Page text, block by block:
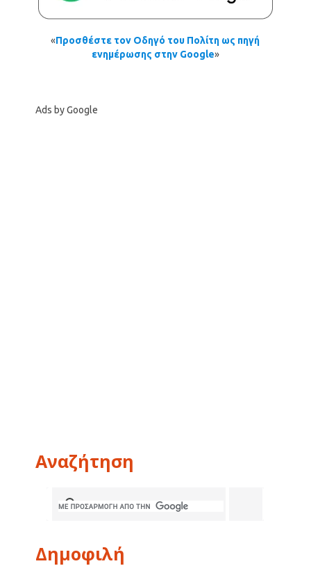
«Προσθέστε τον Οδηγό του Πολίτη ως πηγή
ενημέρωσης στην Google»
Ads by Google
Αναζήτηση
Δημοφιλή